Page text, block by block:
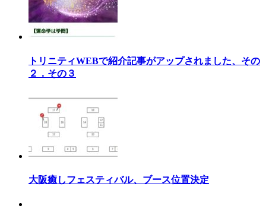
トリニティWEBで紹介記事がアップされました、その
２．その３
大阪癒しフェスティバル、ブース位置決定